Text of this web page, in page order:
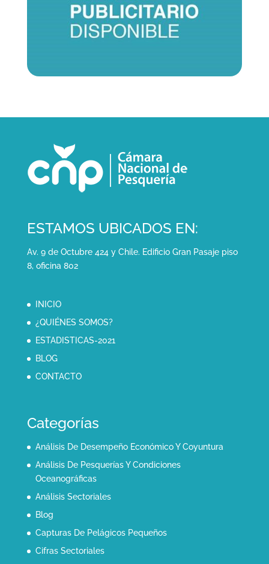
ESTAMOS UBICADOS EN:
Av. 9 de Octubre 424 y Chile. Edificio Gran Pasaje piso
8, oficina 802
INICIO
¿QUIÉNES SOMOS?
ESTADISTICAS-2021
BLOG
CONTACTO
Categorías
Análisis De Desempeño Económico Y Coyuntura
Análisis De Pesquerías Y Condiciones
Oceanográficas
Análisis Sectoriales
Blog
Capturas De Pelágicos Pequeños
Cifras Sectoriales